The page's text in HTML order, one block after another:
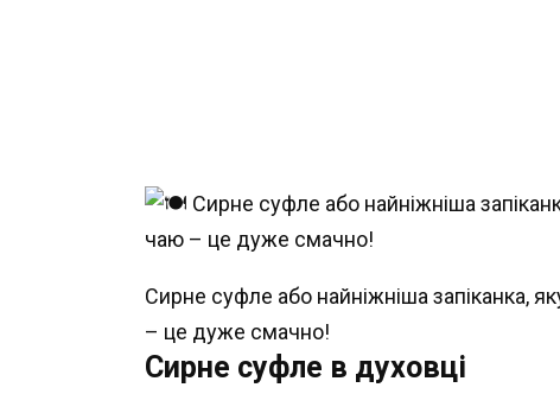
Сирне суфле або найніжніша запіканка,
– це дуже смачно!
Сирне суфле в духовці